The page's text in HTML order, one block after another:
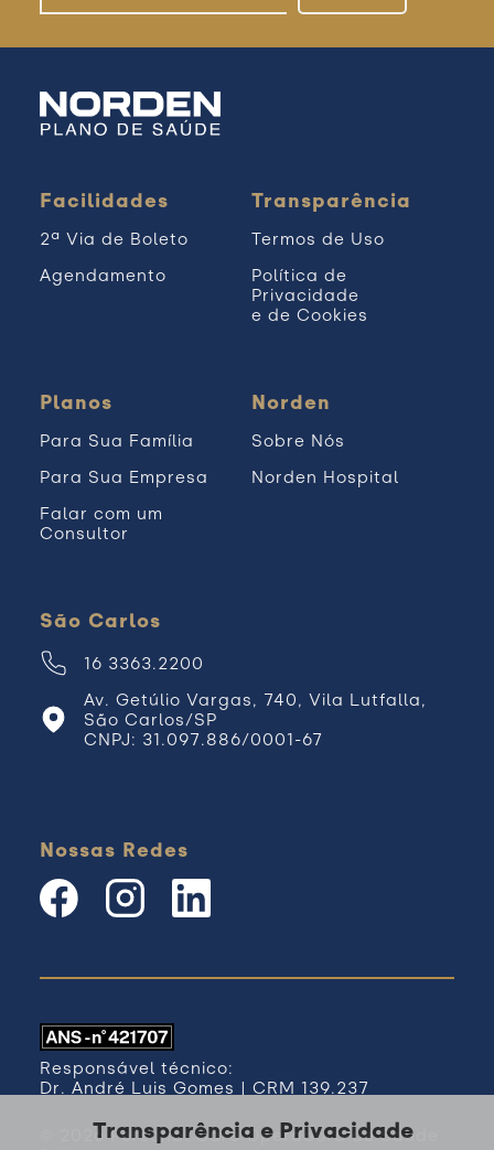
Transparência e Privacidade
Facilidades
2ª Via de Boleto
Agendamento
Transparência
Termos de Uso
Política de
Privacidade
e de Cookies
Planos
Para Sua Família
Para Sua Empresa
Falar com um
Consultor
Norden
Sobre Nós
Norden Hospital
São Carlos
16 3363.2200
Av. Getúlio Vargas, 740, Vila Lutfalla,
São Carlos/SP
CNPJ: 31.097.886/0001-67
Nossas Redes
Responsável técnico:
Dr. André Luis Gomes | CRM 139.237
© 2026 Personal Care Operadora de Saúde